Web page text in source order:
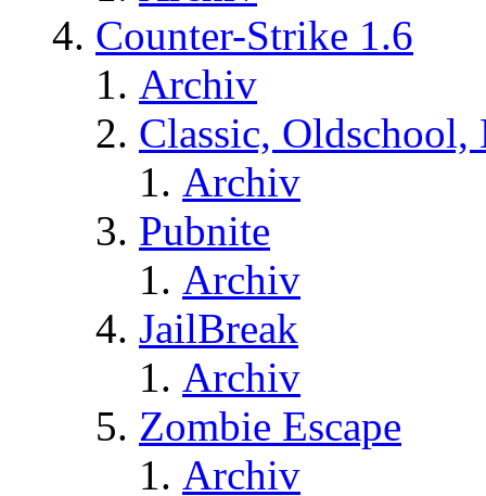
Counter-Strike 1.6
Archiv
Classic,
Archiv
Pubnite
Archiv
JailBreak
Archiv
Zombie Escape
Archiv